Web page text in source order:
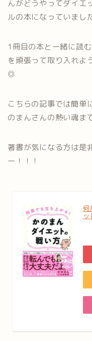
んがどうやってダイエ
ルの本になっていまし
1冊目の本と一緒に読
を頑張って取り入れよ
◎
こちらの記事では簡単
のまんさんの熱い魂ま
著書が気になる方は是
ー！！！
何